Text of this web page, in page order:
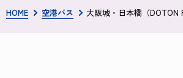
HOME 空港バス 大阪城・日本橋（